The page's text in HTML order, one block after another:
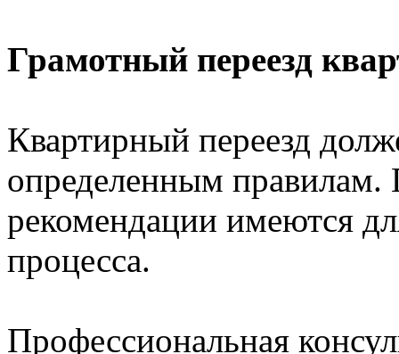
Грамотный переезд
Квартирный переезд
определенным правилам.
рекомендации имеются
процесса.
Профессиональная